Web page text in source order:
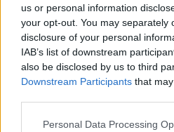
us or personal information
your opt-out. You may separately
disclosure of your personal
IAB’s list of downstream
also be disclosed by us to third
Downstream Participants that
Please note that this website/app
Personal Data Processing
24·12·2010 08:32
Ακόμα στο «περίμενε» οι